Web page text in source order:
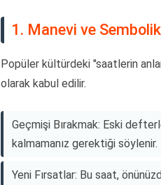
1. Manevi ve
Popüler kültürdeki "saatlerin
olarak kabul edilir.
Geçmişi Bırakmak: Eski
kalmamanız gerektiği söylenir.
Yeni Fırsatlar: Bu saat,